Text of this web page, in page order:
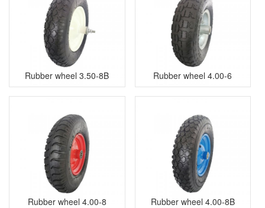
Rubber wheel 3.50-8B Rubber wheel 4.00-6
Rubber wheel 4.00-8 Rubber wheel 4.00-8B